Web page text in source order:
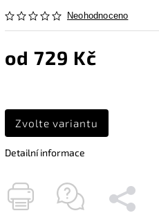
Neohodnoceno
od 729 Kč
Zvolte variantu
Detailní informace